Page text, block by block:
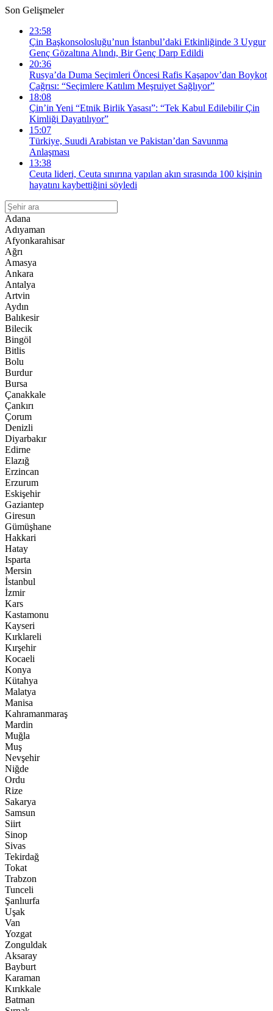
Son Gelişmeler
23:58
Çin Başkonsolosluğu’nun İstanbul’daki Etkinliğinde 3 Uygur
Genç Gözaltına Alındı, Bir Genç Darp Edildi
20:36
Rusya’da Duma Seçimleri Öncesi Rafis Kaşapov’dan Boykot
Çağrısı: “Seçimlere Katılım Meşruiyet Sağlıyor”
18:08
Çin’in Yeni “Etnik Birlik Yasası”: “Tek Kabul Edilebilir Çin
Kimliği Dayatılıyor”
15:07
Türkiye, Suudi Arabistan ve Pakistan’dan Savunma
Anlaşması
13:38
Ceuta lideri, Ceuta sınırına yapılan akın sırasında 100 kişinin
hayatını kaybettiğini söyledi
Adana
Adıyaman
Afyonkarahisar
Ağrı
Amasya
Ankara
Antalya
Artvin
Aydın
Balıkesir
Bilecik
Bingöl
Bitlis
Bolu
Burdur
Bursa
Çanakkale
Çankırı
Çorum
Denizli
Diyarbakır
Edirne
Elazığ
Erzincan
Erzurum
Eskişehir
Gaziantep
Giresun
Gümüşhane
Hakkari
Hatay
Isparta
Mersin
İstanbul
İzmir
Kars
Kastamonu
Kayseri
Kırklareli
Kırşehir
Kocaeli
Konya
Kütahya
Malatya
Manisa
Kahramanmaraş
Mardin
Muğla
Muş
Nevşehir
Niğde
Ordu
Rize
Sakarya
Samsun
Siirt
Sinop
Sivas
Tekirdağ
Tokat
Trabzon
Tunceli
Şanlıurfa
Uşak
Van
Yozgat
Zonguldak
Aksaray
Bayburt
Karaman
Kırıkkale
Batman